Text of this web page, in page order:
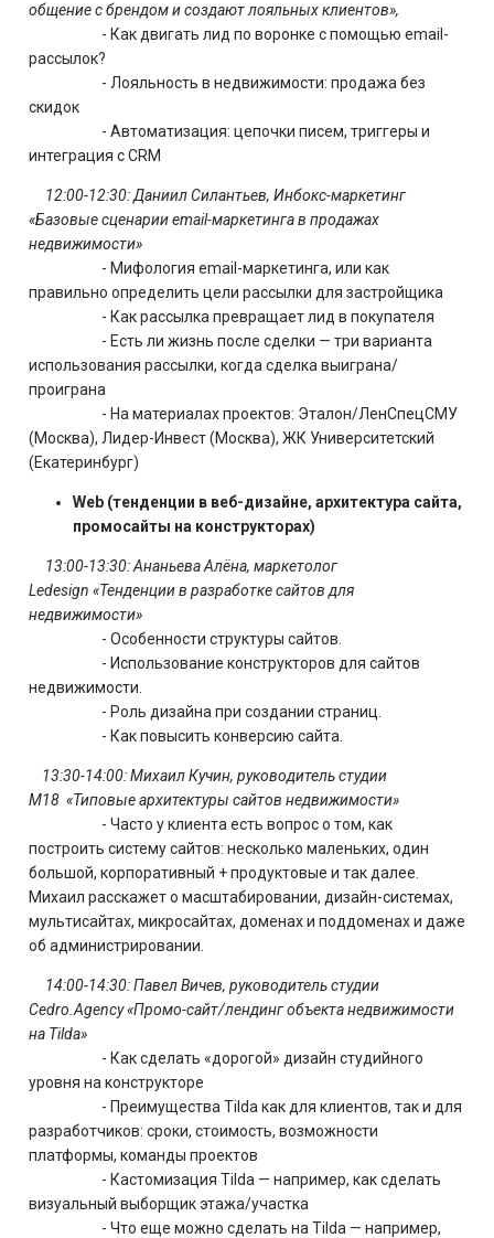
общение с брендом и создают лояльных клиентов»,
- Как двигать лид по воронке с помощью email-
рассылок?
- Лояльность в недвижимости: продажа без
скидок
- Автоматизация: цепочки писем, триггеры и
интеграция с CRM
12:00-12:30:Даниил Силантьев, Инбокс-маркетинг
«Базовые сценарии email-маркетинга в продажах
недвижимости»
- Мифология email-маркетинга, или как
правильно определить цели рассылки для застройщика
- Как рассылка превращает лид в покупателя
- Есть ли жизнь после сделки — три варианта
использования рассылки, когда сделка выиграна/
проиграна
- На материалах проектов: Эталон/ЛенСпецСМУ
(Москва), Лидер-Инвест (Москва), ЖК Университетский
(Екатеринбург)
Web (тенденции в веб-дизайне, архитектура сайта,
промосайты на конструкторах)
13:00-13:30: Ананьева Алёна, маркетолог
Ledesign «Тенденции в разработке сайтов для
недвижимости»
- Особенности структуры сайтов.
- Использование конструкторов для сайтов
недвижимости.
- Роль дизайна при создании страниц.
- Как повысить конверсию сайта.
13:30-14:00: Михаил Кучин, руководитель студии
M18 «Типовые архитектуры сайтов недвижимости»
- Часто у клиента есть вопрос о том, как
построить систему сайтов: несколько маленьких, один
большой, корпоративный + продуктовые и так далее.
Михаил расскажет о масштабировании, дизайн-системах,
мультисайтах, микросайтах, доменах и поддоменах и даже
об администрировании.
14:00-14:30: Павел Вичев, руководитель студии
Cedro.Agency «Промо-сайт/лендинг объекта недвижимости
на Tilda»
- Как сделать «дорогой» дизайн студийного
уровня на конструкторе
- Преимущества Tilda как для клиентов, так и для
разработчиков: сроки, стоимость, возможности
платформы, команды проектов
- Кастомизация Tilda — например, как сделать
визуальный выборщик этажа/участка
- Что еще можно сделать на Tilda — например,